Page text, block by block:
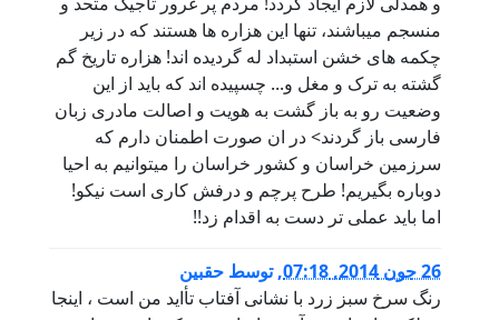
منسجم میباشند، تنها این هزاره ها هستند که در زیر
چکمه های خشن استبداد له گردیده اند! هزاره تاریخ گم
گشته به ترک و مغل و... چسپیده اند که باید از این
وضعیت رو به باز گشت به هویت و اصالت مادری زبان
فارسی باز گردند> در ان صورت اطمنان دارم که
سرزمین خراسان و کشور خراسان را میتوانیم به احیا
دوباره بگیریم! طرح پرچم و درفش کاری است نیکو!
اما باید عملی تر دست به اقدام زد!!
26 جون 2014, 07:18 ,توسط حقبین
رنگ سرخ سبز زرد با نشانی آفتاب تأاید من است ، اینجا